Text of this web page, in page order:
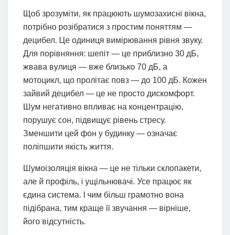
Щоб зрозуміти, як працюють шумозахисні вікна,
потрібно розібратися з простим поняттям —
децибел. Це одиниця вимірювання рівня звуку.
Для порівняння: шепіт — це приблизно 30 дБ,
жвава вулиця — вже близько 70 дБ, а
мотоцикл, що пролітає повз — до 100 дБ. Кожен
зайвий децибел — це не просто дискомфорт.
Шум негативно впливає на концентрацію,
порушує сон, підвищує рівень стресу.
Зменшити цей фон у будинку — означає
поліпшити якість життя.
Шумоізоляція вікна — це не тільки склопакети,
але й профіль, і ущільнювачі. Усе працює як
єдина система. І чим більш грамотно вона
підібрана, тим краще її звучання — вірніше,
його відсутність.